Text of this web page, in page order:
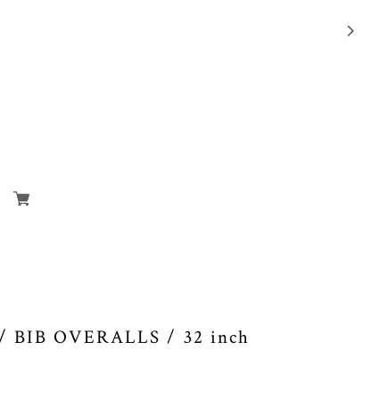
BIB OVERALLS / 32 inch